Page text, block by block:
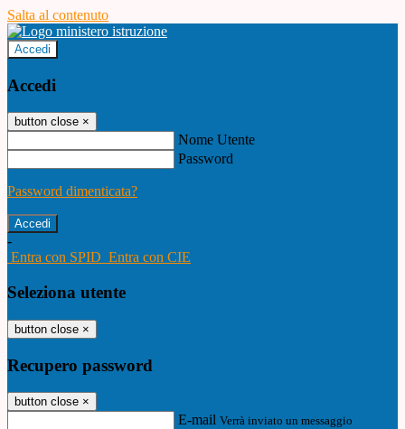
Salta al contenuto
Accedi
Accedi
button close ×
Nome Utente
Password
Password dimenticata?
-
Entra con SPID Entra con CIE
Seleziona utente
button close ×
Recupero password
button close ×
E-mail Verrà inviato un messaggio